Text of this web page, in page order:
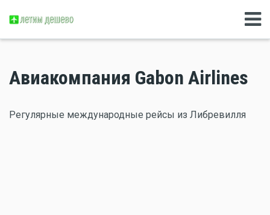
Авиакомпания Gabon Airlines
Регулярные международные рейсы из Либревилля